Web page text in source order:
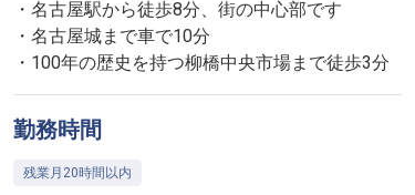
・名古屋駅から徒歩8分、街の中心部です
・名古屋城まで車で10分
・100年の歴史を持つ柳橋中央市場まで徒歩3分
勤務時間
残業月20時間以内